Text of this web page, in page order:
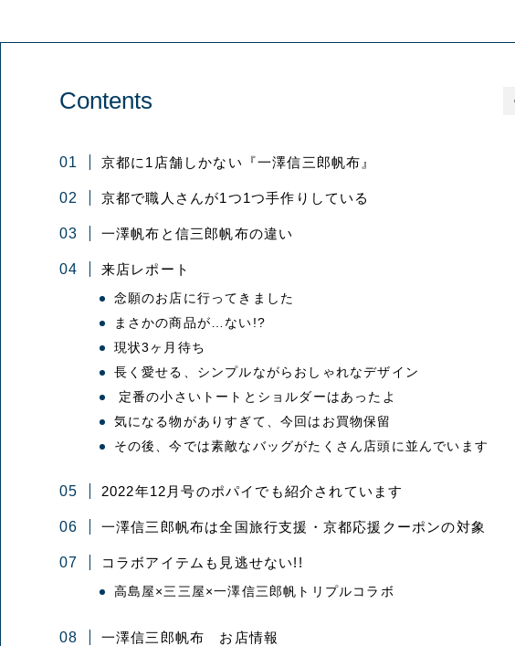
Contents
京都に1店舗しかない『一澤信三郎帆布』
京都で職人さんが1つ1つ手作りしている
一澤帆布と信三郎帆布の違い
来店レポート
念願のお店に行ってきました
まさかの商品が…ない!?
現状3ヶ月待ち
長く愛せる、シンプルながらおしゃれなデザイン
定番の小さいトートとショルダーはあったよ
気になる物がありすぎて、今回はお買物保留
その後、今では素敵なバッグがたくさん店頭に並んでいます
2022年12月号のポパイでも紹介されています
一澤信三郎帆布は全国旅行支援・京都応援クーポンの対象
コラボアイテムも見逃せない!!
高島屋×三三屋×一澤信三郎帆トリプルコラボ
一澤信三郎帆布 お店情報